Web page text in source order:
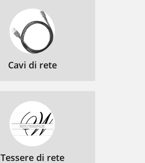
Cavi di rete
Tessere di rete